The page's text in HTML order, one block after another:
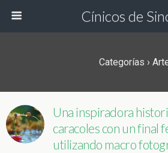
Cínicos de
Categorías ›
Una inspiradora
caracoles con un final
utilizando macro